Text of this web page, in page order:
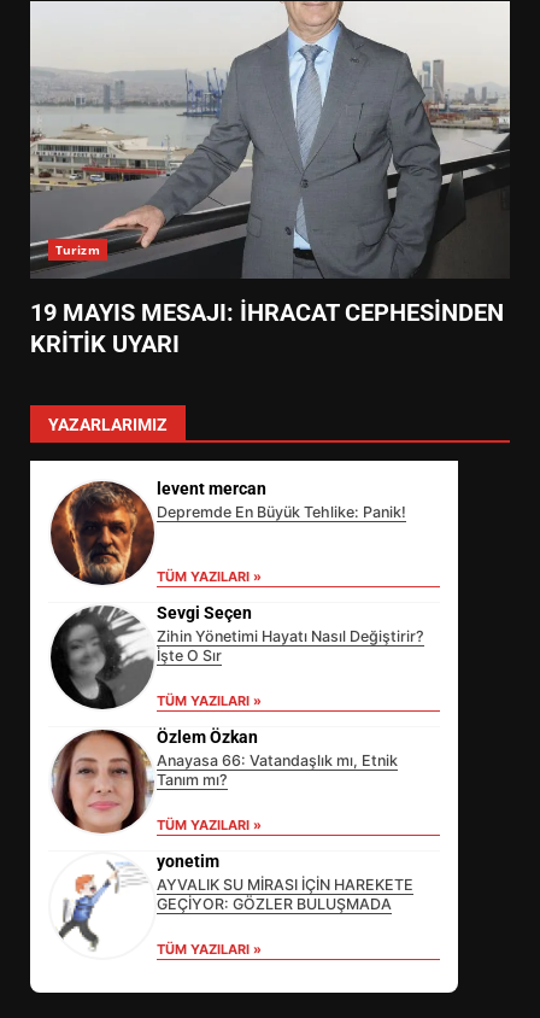
Turizm
19 MAYIS MESAJI: İHRACAT CEPHESİNDEN
KRİTİK UYARI
YAZARLARIMIZ
levent mercan
Depremde En Büyük Tehlike: Panik!
TÜM YAZILARI »
Sevgi Seçen
Zihin Yönetimi Hayatı Nasıl Değiştirir?
İşte O Sır
TÜM YAZILARI »
Özlem Özkan
Anayasa 66: Vatandaşlık mı, Etnik
Tanım mı?
TÜM YAZILARI »
yonetim
AYVALIK SU MİRASI İÇİN HAREKETE
GEÇİYOR: GÖZLER BULUŞMADA
TÜM YAZILARI »
SÜRDÜRÜLEBİLİRLİKTE NE
DEĞİŞECEK?